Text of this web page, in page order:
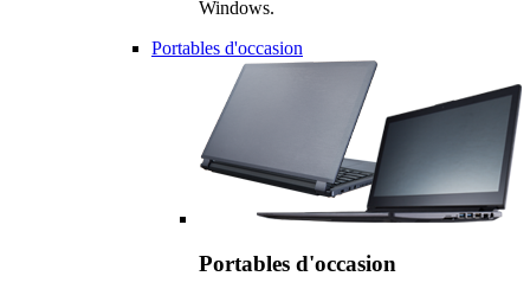
Windows.
Portables d'occasion
Portables d'occasion